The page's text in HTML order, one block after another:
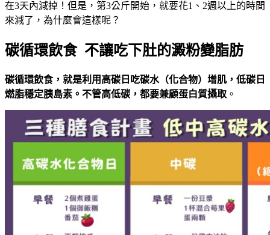
在3天內減掉！但是，第3公斤開始，就要花1、2週以上的時間
來減了，為什麼會這樣呢？
碳循環飲食 不讓吃下肚的澱粉變脂肪
碳循環飲食，就是利用高碳日吃碳水（化合物）增肌，低碳日
燃脂穩定胰島素。不管高低碳，都要兼顧蛋白質攝取 。